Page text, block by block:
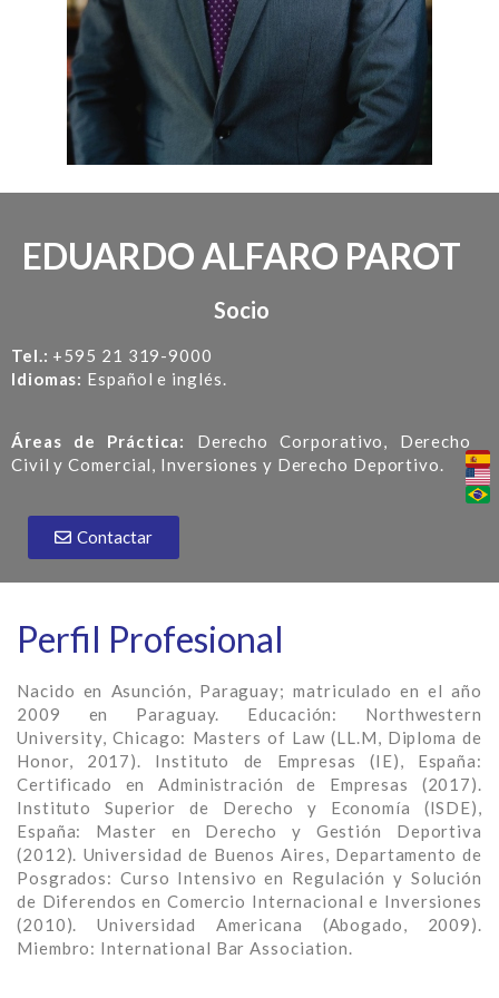
EDUARDO ALFARO PAROT
Socio
Tel.: +595 21 319-9000
Idiomas: Español e inglés.
Áreas de Práctica:
Derecho Corporativo, Derecho
Civil y Comercial, Inversiones y Derecho Deportivo.
Contactar
Perfil Profesional
Nacido en Asunción, Paraguay; matriculado en el año
2009 en Paraguay. Educación: Northwestern
University, Chicago: Masters of Law (LL.M, Diploma de
Honor, 2017). Instituto de Empresas (IE), España:
Certificado en Administración de Empresas (2017).
Instituto Superior de Derecho y Economía (ISDE),
España: Master en Derecho y Gestión Deportiva
(2012). Universidad de Buenos Aires, Departamento de
Posgrados: Curso Intensivo en Regulación y Solución
de Diferendos en Comercio Internacional e Inversiones
(2010). Universidad Americana (Abogado, 2009).
Miembro: International Bar Association.